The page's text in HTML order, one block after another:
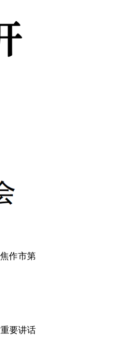
作市第
要讲话